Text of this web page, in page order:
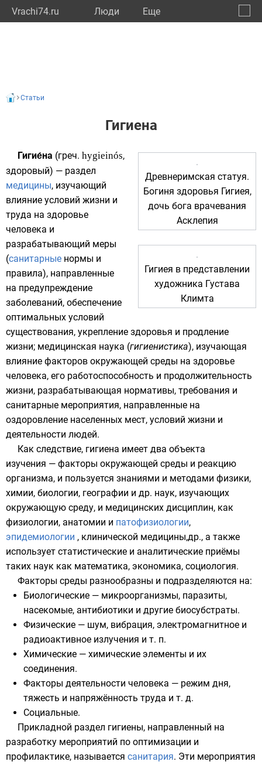
Vrachi74.ru Люди Eще
Статьи
Гигиена
Древнеримская статуя.
Богиня здоровья Гигиея,
дочь бога врачевания
Асклепия
Гигиея в представлении
художника Густава
Климта
Гигие́на (греч. hygieinós,
здоровый) — раздел
медицины, изучающий
влияние условий жизни и
труда на здоровье
человека и
разрабатывающий меры
(санитарные нормы и
правила), направленные
на предупреждение
заболеваний, обеспечение
оптимальных условий
существования, укрепление здоровья и продление
жизни; медицинская наука (гигиенистика), изучающая
влияние факторов окружающей среды на здоровье
человека, его работоспособность и продолжительность
жизни, разрабатывающая нормативы, требования и
санитарные мероприятия, направленные на
оздоровление населенных мест, условий жизни и
деятельности людей.
Как следствие, гигиена имеет два объекта
изучения — факторы окружающей среды и реакцию
организма, и пользуется знаниями и методами физики,
химии, биологии, географии и др. наук, изучающих
окружающую среду, и медицинских дисциплин, как
физиологии, анатомии и патофизиологии,
эпидемиологии , клинической медицины,др., а также
использует статистические и аналитические приёмы
таких наук как математика, экономика, социология.
Факторы среды разнообразны и подразделяются на:
Биологические — микроорганизмы, паразиты,
насекомые, антибиотики и другие биосубстраты.
Физические — шум, вибрация, электромагнитное и
радиоактивное излучения и т. п.
Химические — химические элементы и их
соединения.
Факторы деятельности человека — режим дня,
тяжесть и напряжённость труда и т. д.
Социальные.
Прикладной раздел гигиены, направленный на
разработку мероприятий по оптимизации и
профилактике, называется санитария. Эти мероприятия